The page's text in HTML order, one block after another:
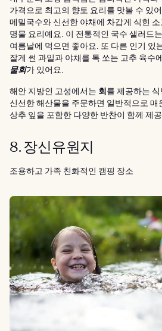
가격으로 최고의 향토 요리를 맛볼 수 있
메밀국수와 신선한 야채에 차갑게 식힌
명물 요리예요. 이 전통적인 국수 샐러드
여름날에 먹으면 좋아요. 또 다른 인기 있
잘게 썬 과일과 야채를 톡 쏘는 고추 육수
물회가 있어요.
해안 지방인 고성에서는 회를 제공하는
신선한 해산물을 주문하면 일반적으로
상추 잎을 포함한 다양한 반찬이 함께 제
8. 장신유원지
조용하고 가족 친화적인 캠핑 장소